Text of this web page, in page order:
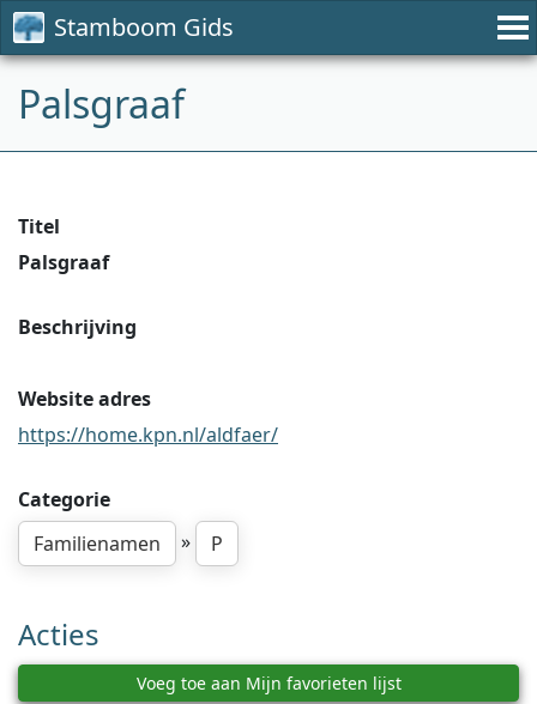
Stamboom Gids
Palsgraaf
Titel
Palsgraaf
Beschrijving
Website adres
https://home.kpn.nl/aldfaer/
Categorie
Familienamen
» P
Acties
Voeg toe aan Mijn favorieten lijst